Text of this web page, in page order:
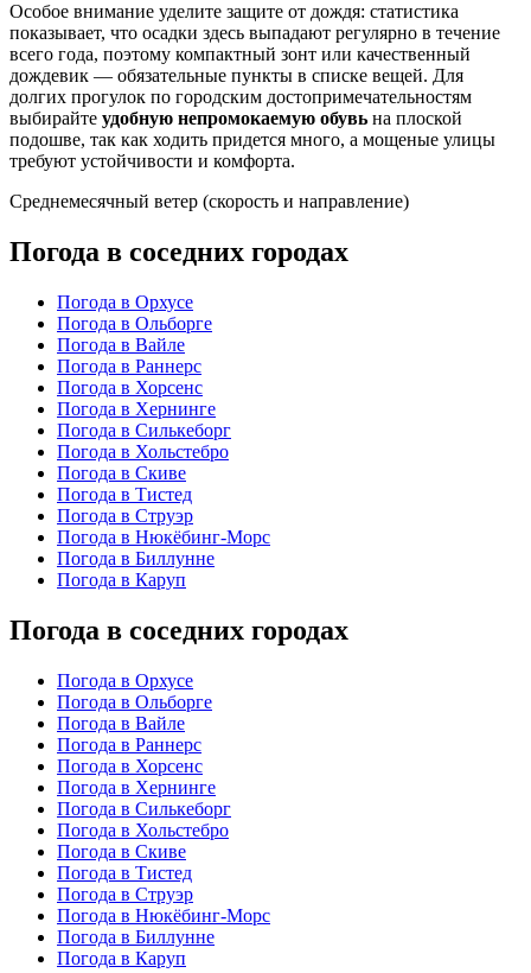
Особое внимание уделите защите от дождя: статистика
показывает, что осадки здесь выпадают регулярно в течение
всего года, поэтому компактный зонт или качественный
дождевик — обязательные пункты в списке вещей. Для
долгих прогулок по городским достопримечательностям
выбирайте удобную непромокаемую обувь на плоской
подошве, так как ходить придется много, а мощеные улицы
требуют устойчивости и комфорта.
Среднемесячный ветер (скорость и направление)
Погода в соседних городах
Погода в Орхусе
Погода в Ольборге
Погода в Вайле
Погода в Раннерс
Погода в Хорсенс
Погода в Хернинге
Погода в Силькеборг
Погода в Хольстебро
Погода в Скиве
Погода в Тистед
Погода в Струэр
Погода в Нюкёбинг-Морс
Погода в Биллунне
Погода в Каруп
Погода в соседних городах
Погода в Орхусе
Погода в Ольборге
Погода в Вайле
Погода в Раннерс
Погода в Хорсенс
Погода в Хернинге
Погода в Силькеборг
Погода в Хольстебро
Погода в Скиве
Погода в Тистед
Погода в Струэр
Погода в Нюкёбинг-Морс
Погода в Биллунне
Погода в Каруп